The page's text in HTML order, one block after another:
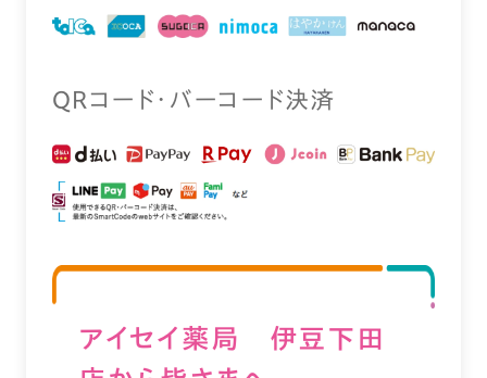
QRコード・バーコード決済
アイセイ薬局 伊豆下田